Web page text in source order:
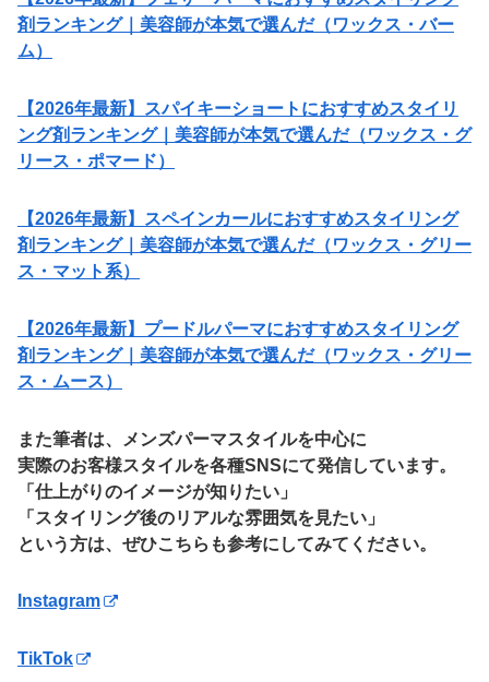
剤ランキング｜美容師が本気で選んだ（ワックス・バー
ム）
【2026年最新】スパイキーショートにおすすめスタイリ
ング剤ランキング｜美容師が本気で選んだ（ワックス・グ
リース・ポマード）
【2026年最新】スペインカールにおすすめスタイリング
剤ランキング｜美容師が本気で選んだ（ワックス・グリー
ス・マット系）
【2026年最新】プードルパーマにおすすめスタイリング
剤ランキング｜美容師が本気で選んだ（ワックス・グリー
ス・ムース）
また筆者は、メンズパーマスタイルを中心に
実際のお客様スタイルを各種SNSにて発信しています。
「仕上がりのイメージが知りたい」
「スタイリング後のリアルな雰囲気を見たい」
という方は、ぜひこちらも参考にしてみてください。
Instagram
TikTok